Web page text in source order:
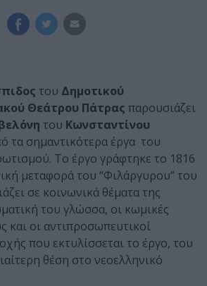
του Δημοτικού
Θεάτρου Πάτρας παρουσιάζει
του Κωνσταντίνου
τα σημαντικότερα έργα του
Το έργο γράφτηκε το 1816
μεταφορά του “Φιλάργυρου” του
σε κοινωνικά θέματα της
του γλώσσα, οι κωμικές
και οι αντιπροσωπευτικοί
που εκτυλίσσεται το έργο, του
θέση στο νεοελληνικό